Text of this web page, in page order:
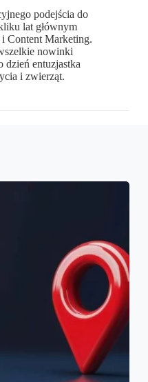
podejścia do
lat głównym
i Content Marketing.
nowinki
dzień entuzjastka
i zwierząt.